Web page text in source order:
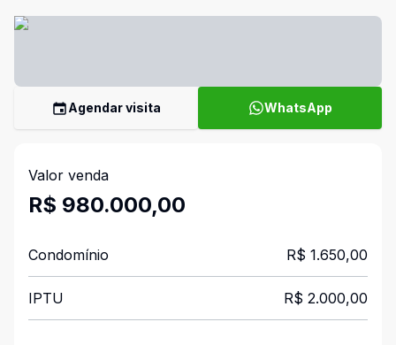
Agendar visita WhatsApp
Valor venda
R$ 980.000,00
Condomínio R$ 1.650,00
IPTU R$ 2.000,00